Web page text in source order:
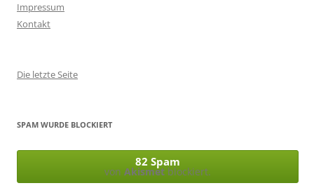
Impressum
Kontakt
Die letzte Seite
SPAM WURDE BLOCKIERT
82 Spam
von Akismet blockiert.